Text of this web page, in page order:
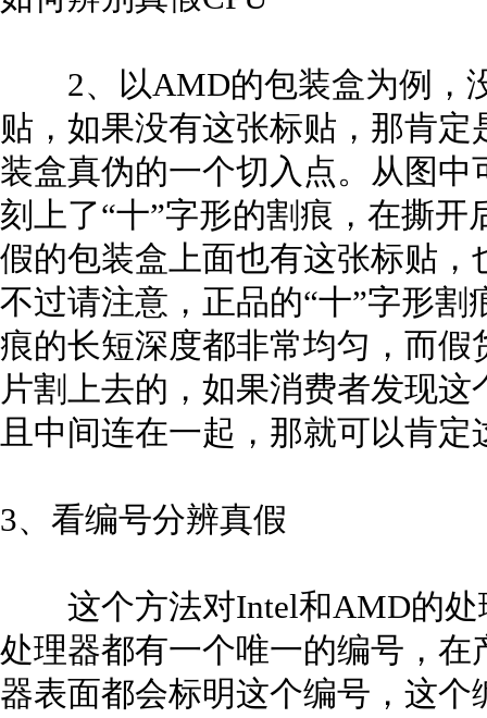
2、以AMD的包装盒为例，
贴，如果没有这张标贴，那肯
装盒真伪的一个切入点。从图
刻上了“十”字形的割痕，在撕
假的包装盒上面也有这张标贴，
不过请注意，正品的“十”字形
痕的长短深度都非常均匀，而
片割上去的，如果消费者发现
且中间连在一起，那就可以肯
3、看编号分辨真假
这个方法对Intel和AMD的处
处理器都有一个唯一的编号，
器表面都会标明这个编号，这